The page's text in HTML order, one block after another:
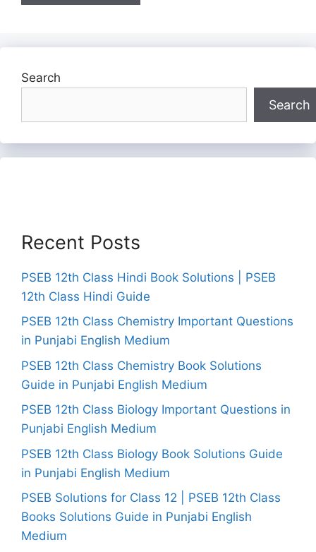
Search
Search
Recent Posts
PSEB 12th Class Hindi Book Solutions | PSEB
12th Class Hindi Guide
PSEB 12th Class Chemistry Important Questions
in Punjabi English Medium
PSEB 12th Class Chemistry Book Solutions
Guide in Punjabi English Medium
PSEB 12th Class Biology Important Questions in
Punjabi English Medium
PSEB 12th Class Biology Book Solutions Guide
in Punjabi English Medium
PSEB Solutions for Class 12 | PSEB 12th Class
Books Solutions Guide in Punjabi English
Medium